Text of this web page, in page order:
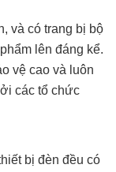
và có trang bị bộ
lên đáng kể.
vệ cao và luôn
các tổ chức
bị đèn đều có